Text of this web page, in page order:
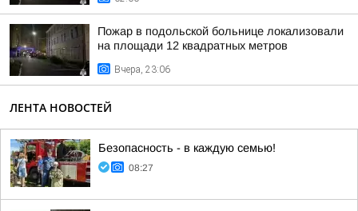
Пожар в подольской больнице локализовали
на площади 12 квадратных метров
Вчера, 23:06
ЛЕНТА НОВОСТЕЙ
Безопасность - в каждую семью!
08:27